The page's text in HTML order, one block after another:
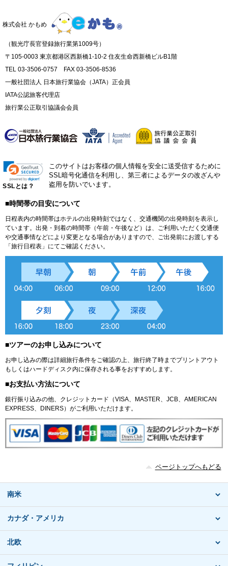
株式会社 かもめ
（観光庁長官登録旅行業第1009号）
〒105-0003 東京都港区西新橋1-10-2 住友生命西新橋ビルB1階
TEL 03-3506-0757 FAX 03-3506-8536
一般社団法人 日本旅行業協会（JATA）正会員
IATA公認旅客代理店
旅行業公正取引協議会会員
SSLとは？
このサイトはお客様の個人情報を安全に送受信するために
SSL暗号化通信を利用し、第三者によるデータの改ざんや
盗用を防いでいます。
■時間帯の目安について
日程表内の時間帯はホテルの出発時刻ではなく、交通機関の出発時刻を表示し
ています。出発・到着の時間帯（午前・午後など）は、ご利用いただく交通便
や交通事情などにより変更となる場合がありますので、ご出発前にお渡しする
「旅行日程表」にてご確認ください。
■ツアーのお申し込みについて
お申し込みの際は詳細旅行条件をご確認の上、旅行終了時までプリントアウト
もしくはハードディスク内に保存される事をおすすめします。
■お支払い方法について
銀行振り込みの他、クレジットカード（VISA、MASTER、JCB、AMERICAN
EXPRESS、DINERS）がご利用いただけます。
ページトップへもどる
南米
カナダ・アメリカ
北欧